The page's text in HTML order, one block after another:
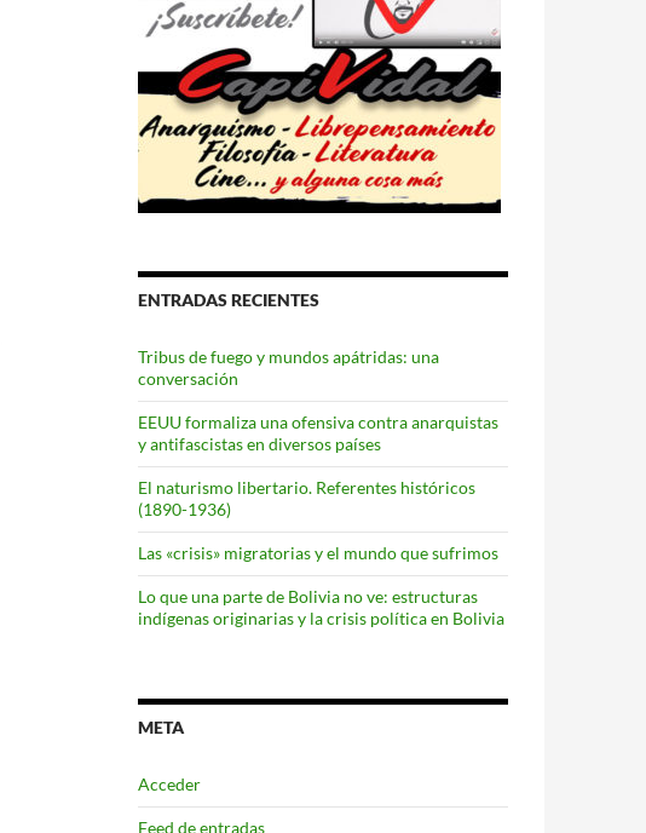
ENTRADAS RECIENTES
Tribus de fuego y mundos apátridas: una
conversación
EEUU formaliza una ofensiva contra anarquistas
y antifascistas en diversos países
El naturismo libertario. Referentes históricos
(1890-1936)
Las «crisis» migratorias y el mundo que sufrimos
Lo que una parte de Bolivia no ve: estructuras
indígenas originarias y la crisis política en Bolivia
META
Acceder
Feed de entradas